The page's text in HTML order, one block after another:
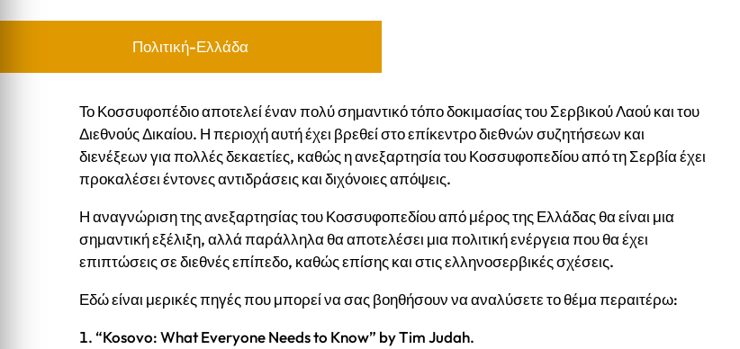
Πολιτική-Ελλάδα
Το Κοσσυφοπέδιο αποτελεί έναν πολύ σημαντικό τόπο δοκιμασίας του Σερβικού Λαού και του
Διεθνούς Δικαίου. Η περιοχή αυτή έχει βρεθεί στο επίκεντρο διεθνών συζητήσεων και
διενέξεων για πολλές δεκαετίες, καθώς η ανεξαρτησία του Κοσσυφοπεδίου από τη Σερβία έχει
προκαλέσει έντονες αντιδράσεις και διχόνοιες απόψεις.
Η αναγνώριση της ανεξαρτησίας του Κοσσυφοπεδίου από μέρος της Ελλάδας θα είναι μια
σημαντική εξέλιξη, αλλά παράλληλα θα αποτελέσει μια πολιτική ενέργεια που θα έχει
επιπτώσεις σε διεθνές επίπεδο, καθώς επίσης και στις ελληνοσερβικές σχέσεις.
Εδώ είναι μερικές πηγές που μπορεί να σας βοηθήσουν να αναλύσετε το θέμα περαιτέρω:
“Kosovo: What Everyone Needs to Know” by Tim Judah.